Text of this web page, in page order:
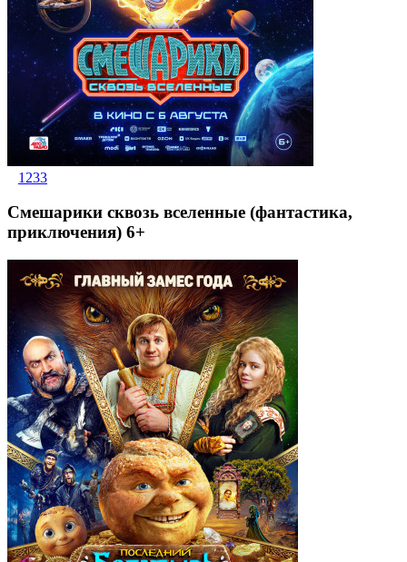
1233
Смешарики сквозь вселенные (фантастика,
приключения) 6+